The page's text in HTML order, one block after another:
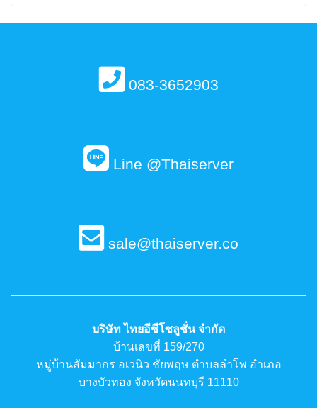
083-3652903
Line @Thaiserver
sale@thaiserver.co
บริษัท ไทยอีซีโซลูชั่น จำกัด
บ้านเลขที่ 159/270
หมู่บ้านสัมมากร อเวนิว ชัยพฤษ ตำบลลำโพ อำเภอ
บางบัวทอง จังหวัดนนทบุรี 11110